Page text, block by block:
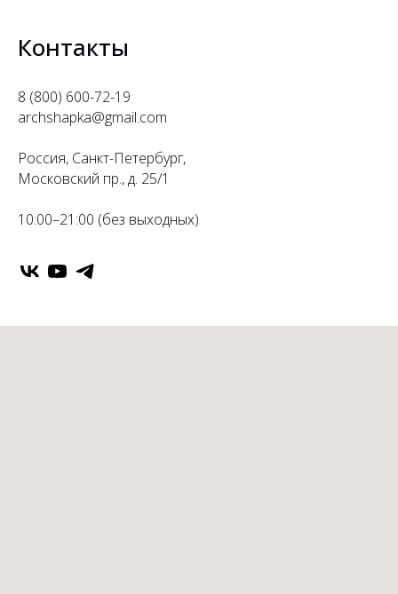
Контакты
8 (800) 600-72-19
archshapka@gmail.com
Россия, Санкт-Петербург,
Московский пр., д. 25/1
10:00–21:00 (без выходных)